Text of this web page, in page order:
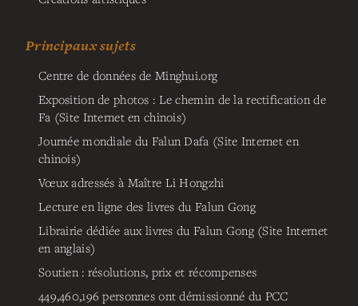
Principaux sujets
Centre de données de Minghui.org
Exposition de photos : Le chemin de la rectification de
Fa (Site Internet en chinois)
Journée mondiale du Falun Dafa (Site Internet en
chinois)
Vœux adressés à Maître Li Hongzhi
Lecture en ligne des livres du Falun Gong
Librairie dédiée aux livres du Falun Gong (Site Internet
en anglais)
Soutien : résolutions, prix et récompenses
449,460,196 personnes ont démissionné du PCC